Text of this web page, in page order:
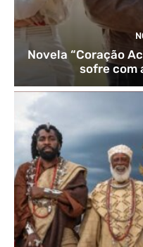
Novela “Coração
sofre com